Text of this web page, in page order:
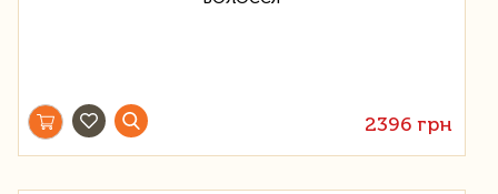
2396 грн